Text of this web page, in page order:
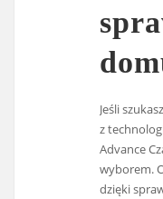
Jeśli
z
Advance
wyborem.
dzięki